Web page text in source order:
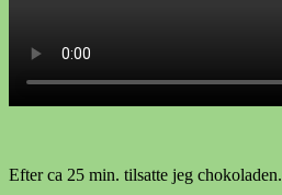
Efter ca 25 min. tilsatte jeg chokoladen.